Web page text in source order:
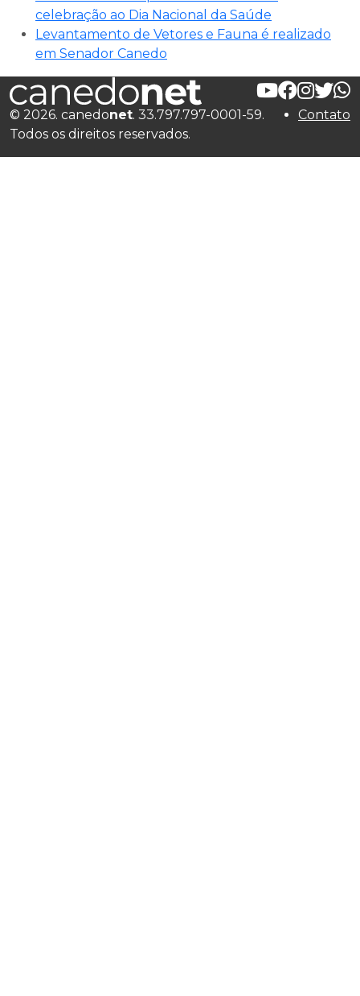
celebração ao Dia Nacional da Saúde
Levantamento de Vetores e Fauna é realizado
em Senador Canedo
© 2026. canedonet. 33.797.797-0001-59.
Todos os direitos reservados.
Contato